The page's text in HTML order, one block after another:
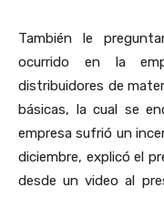
También le
ocurrido en la
distribuidores de
básicas, la cual se
empresa sufrió un
diciembre, explicó el
desde un video al